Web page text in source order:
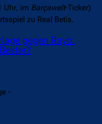
Uhr, im Barçawelt-Ticker)
zu Real Betis.
gegen Rayo:
-